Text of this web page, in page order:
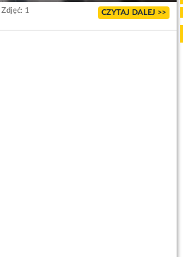
Zdjęć: 1 CZYTAJ DALEJ >>